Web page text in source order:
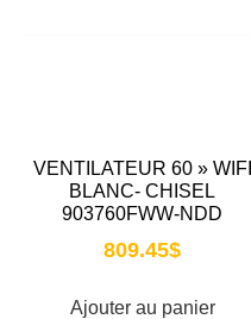
VENTILATEUR 60 » WIFI
BLANC- CHISEL
903760FWW-NDD
809.45$
Ajouter au panier